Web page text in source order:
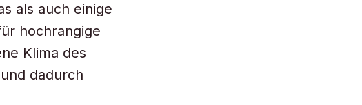
als auch einige
hochrangige
Klima des
dadurch